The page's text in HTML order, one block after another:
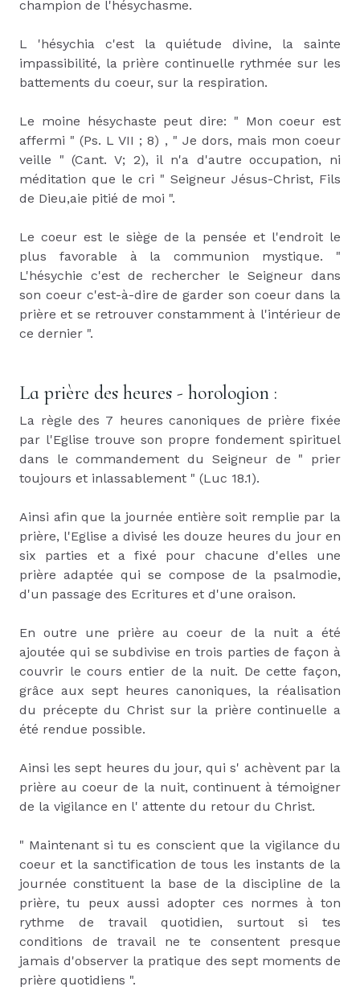
champion de l'hésychasme.
L 'hésychia c'est la quiétude divine, la sainte
impassibilité, la prière continuelle rythmée sur les
battements du coeur, sur la respiration.
Le moine hésychaste peut dire: " Mon coeur est
affermi " (Ps. L VII ; 8) , " Je dors, mais mon coeur
veille " (Cant. V; 2), il n'a d'autre occupation, ni
méditation que le cri " Seigneur Jésus-Christ, Fils
de Dieu,aie pitié de moi ".
Le coeur est le siège de la pensée et l'endroit le
plus favorable à la communion mystique. "
L'hésychie c'est de rechercher le Seigneur dans
son coeur c'est-à-dire de garder son coeur dans la
prière et se retrouver constamment à l'intérieur de
ce dernier ".
La prière des heures - horologion :
La règle des 7 heures canoniques de prière fixée
par l'Eglise trouve son propre fondement spirituel
dans le commandement du Seigneur de " prier
toujours et inlassablement " (Luc 18.1).
Ainsi afin que la journée entière soit remplie par la
prière, l'Eglise a divisé les douze heures du jour en
six parties et a fixé pour chacune d'elles une
prière adaptée qui se compose de la psalmodie,
d'un passage des Ecritures et d'une oraison.
En outre une prière au coeur de la nuit a été
ajoutée qui se subdivise en trois parties de façon à
couvrir le cours entier de la nuit. De cette façon,
grâce aux sept heures canoniques, la réalisation
du précepte du Christ sur la prière continuelle a
été rendue possible.
Ainsi les sept heures du jour, qui s' achèvent par la
prière au coeur de la nuit, continuent à témoigner
de la vigilance en l' attente du retour du Christ.
" Maintenant si tu es conscient que la vigilance du
coeur et la sanctification de tous les instants de la
journée constituent la base de la discipline de la
prière, tu peux aussi adopter ces normes à ton
rythme de travail quotidien, surtout si tes
conditions de travail ne te consentent presque
jamais d'observer la pratique des sept moments de
prière quotidiens ".